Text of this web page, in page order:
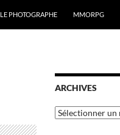
LE PHOTOGRAPHE MMORPG
ARCHIVES
Archives